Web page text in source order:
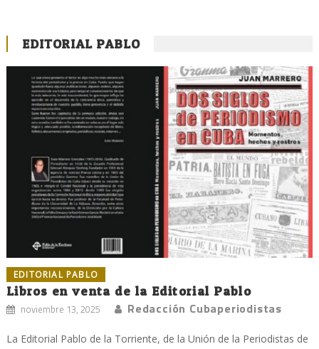
EDITORIAL PABLO
EDITORIAL PABLO
Libros en venta de la Editorial Pablo
noviembre 13, 2025 Redacción Cubaperiodistas
La Editorial Pablo de la Torriente, de la Unión de la Periodistas de